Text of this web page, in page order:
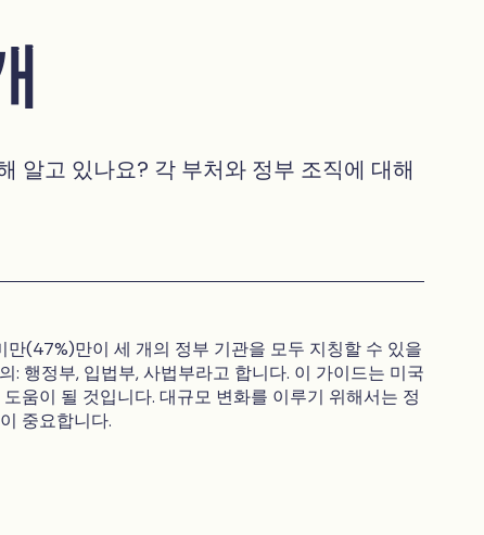
알고 있나요? 각 부처와 정부 조직에 대해
(47%)만이 세 개의 정부 기관을 모두 지칭할 수 있을
: 행정부, 입법부, 사법부라고 합니다. 이 가이드는 미국
움이 될 것입니다. 대규모 변화를 이루기 위해서는 정
중요합니다.